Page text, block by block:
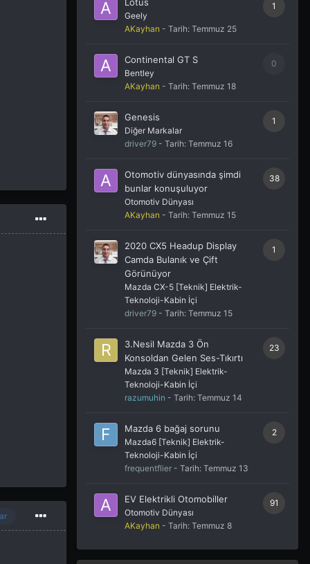
1
Lotus
Geely
AKayhan - Tarih: Temmuz 25
0
Continental GT S
Bentley
AKayhan - Tarih: Temmuz 18
1
Genesis
Diğer Markalar
driver79 - Tarih: Temmuz 16
38
Otomotiv dünyasında şimdi
bunlar konuşuluyor
Otomotiv Dünyası
AKayhan - Tarih: Temmuz 15
1
2020 CX5 Headup Display
Camda Bulanık ve Çift
Görünüyor
Mazda CX-5 [Teknik] Elektrik-
Teknoloji-Kabin İçi
driver79 - Tarih: Temmuz 15
23
3.Nesil Mazda 3 Ön
Konsoldan Gelen Ses-Tıkırtı
Mazda 3 [Teknik] Elektrik-
Teknoloji-Kabin İçi
razumuhin - Tarih: Temmuz 14
2
Mazda 6 bağaj sorunu
Mazda6 [Teknik] Elektrik-
Teknoloji-Kabin İçi
frequentflier - Tarih: Temmuz 13
91
EV Elektrikli Otomobiller
Otomotiv Dünyası
AKayhan - Tarih: Temmuz 8